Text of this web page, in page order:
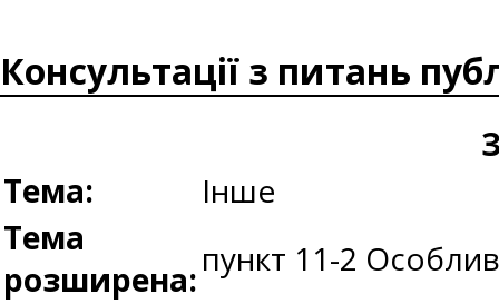
Консультації з питань
Тема:
Інше
Тема
розширена:пункт 11-2